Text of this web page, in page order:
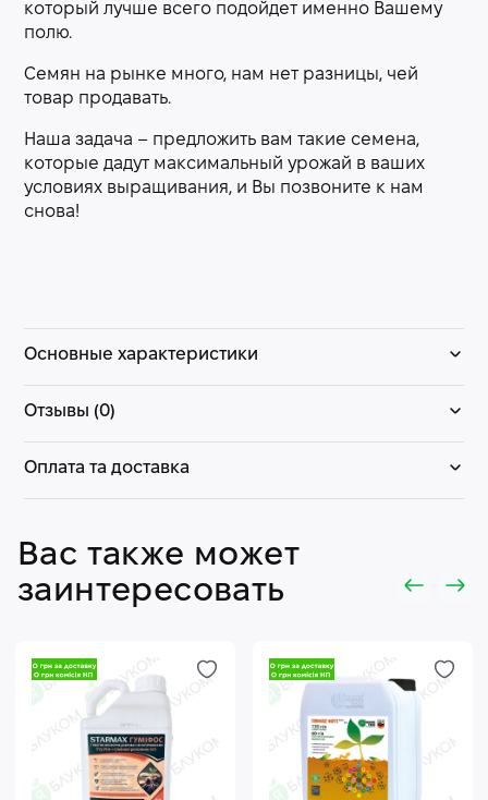
который лучше всего подойдет именно Вашему
полю.
Семян на рынке много, нам нет разницы, чей
товар продавать.
Наша задача – предложить вам такие семена,
которые дадут максимальный урожай в ваших
условиях выращивания, и Вы позвоните к нам
снова!
Основные характеристики
Отзывы (0)
Оплата та доставка
Вас также может
заинтересовать